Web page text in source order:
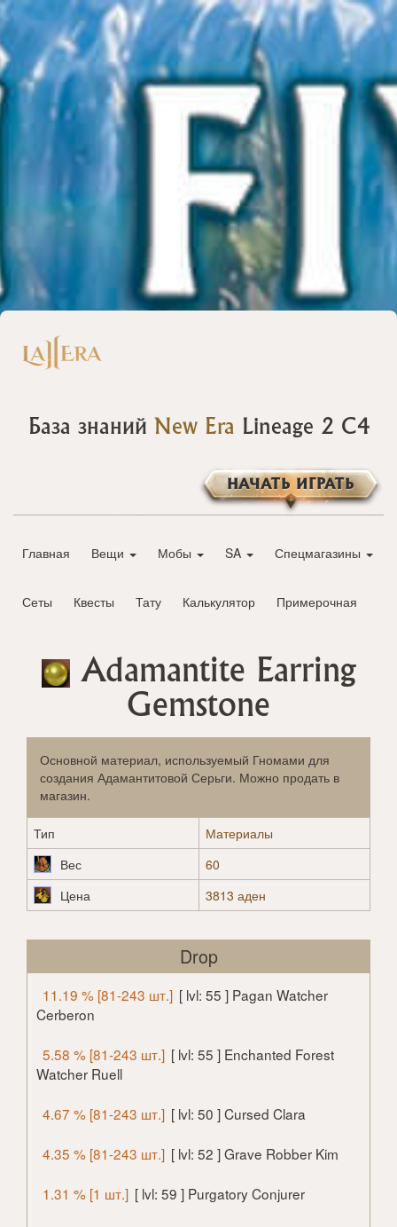
База знаний New Era Lineage 2 C4
НАЧАТЬ ИГРАТЬ
Главная Вещи Мобы SA Спецмагазины
Сеты Квесты Тату Калькулятор Примерочная
Adamantite Earring
Gemstone
Основной материал, используемый Гномами для
создания Адамантитовой Серьги. Можно продать в
магазин.
Тип
Материалы
Вес
60
Цена
3813 аден
Drop
11.19 % [81-243 шт.] [ lvl: 55 ] Pagan Watcher
Cerberon
5.58 % [81-243 шт.] [ lvl: 55 ] Enchanted Forest
Watcher Ruell
4.67 % [81-243 шт.] [ lvl: 50 ] Cursed Clara
4.35 % [81-243 шт.] [ lvl: 52 ] Grave Robber Kim
1.31 % [1 шт.] [ lvl: 59 ] Purgatory Conjurer